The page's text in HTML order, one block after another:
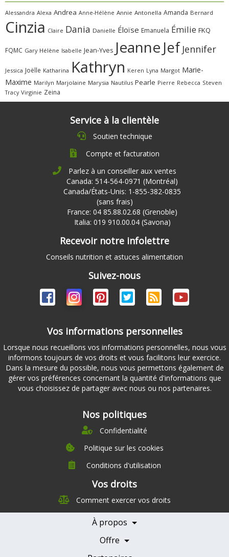
Alessandra Alexa Andrea Anne-Hélène Annie Antonella Amanda Bernard
Cinzia Claire Dania Danielle Éloïse Emanuela Émilie FKQ
FQMC Gary Hélène Isabelle Jean-Yves Jeanne Jef Jennifer
Jessica Joëlle Katharina Kathryn Keren Lyna Margot Marie-
Maxime Marilyn Marjolaine Marysia Nautilus Pearle Pierre Rebecca Steven
Tracy Virginie Zeina
Service à la clientèle
Soutien technique
Compte et facturation
Parlez à un conseiller aux ventes
Canada: 514-564-0971 (Montréal)
Canada/États-Unis: 1-855-382-0835
(sans frais)
France: 04 85.88.02.68 (Grenoble)
Italia: 019 910.00.04 (Savona)
Recevoir notre infolettre
Conseils nutrition et astuces alimentation
Suivez-nous
Vos informations personnelles
Lorsque nous recueillons vos informations personnelles, nous vous
informons toujours de vos droits et vous facilitons leur exercice.
Dans la mesure du possible, nous vous permettons également de
gérer vos préférences concernant la quantité d'informations que
vous choisissez de partager avec nous ou nos partenaires.
Nos politiques
Confidentialité
Politique sur les cookies
Conditions d'utilisation
Vos droits
Comment exercer vos droits
À propos
À propos
Nutrition
Offre
Témoignages
Nos partenaires
Devenir Partenaire
Professionnels de la santé